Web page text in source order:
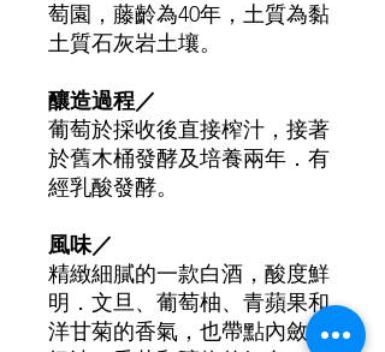
萄園 ， 藤齡為40年 ， 土質為黏
土質石灰岩土壤。
釀造過程／
葡萄於採收後直接榨汁，接著
於舊木桶發酵及培養兩年．有
經乳酸發酵。
風味／
精緻細膩的一款白酒，酸度鮮
明．文旦、葡萄柚、青蘋果和
洋甘菊的香氣，也帶點內斂的